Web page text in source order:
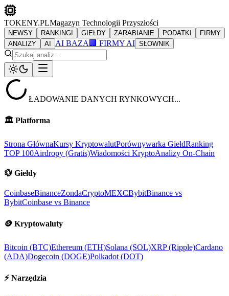
TOKENY.PLMagazyn Technologii Przyszłości
NEWSY RANKINGI GIEŁDY ZARABIANIE PODATKI
FIRMY
ANALIZY
AI AI BAZA 🏢 FIRMY AI SŁOWNIK
ŁADOWANIE DANYCH RYNKOWYCH...
🏛️ Platforma
Strona GłównaKursy KryptowalutPorównywarka GiełdRanking
TOP 100Airdropy (Gratis)Wiadomości KryptoAnalizy On-Chain
💱 Giełdy
CoinbaseBinanceZondaCryptoMEXCBybitBinance vs
BybitCoinbase vs Binance
🪙 Kryptowaluty
Bitcoin (BTC)Ethereum (ETH)Solana (SOL)XRP (Ripple)Cardano
(ADA)Dogecoin (DOGE)Polkadot (DOT)
⚡ Narzędzia